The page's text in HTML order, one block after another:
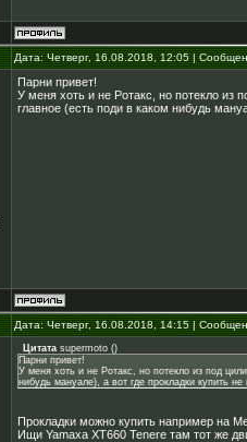
Дата: Четверг, 16.08.2018, 12:05 |
Парни привет!
У меня хоть и не Ротакс, но потекло из
главное (есть поди в каком нибудь
Дата: Четверг, 16.08.2018, 14:15 |
Цитата supermoto ()
Парни привет!
У меня хоть и не Ротакс, но потекло из под
нибудь мануале), а вот где прокладки купить
Прокладки можно купить например на
Ищи Yamaxa XT660 Tenere там тот же